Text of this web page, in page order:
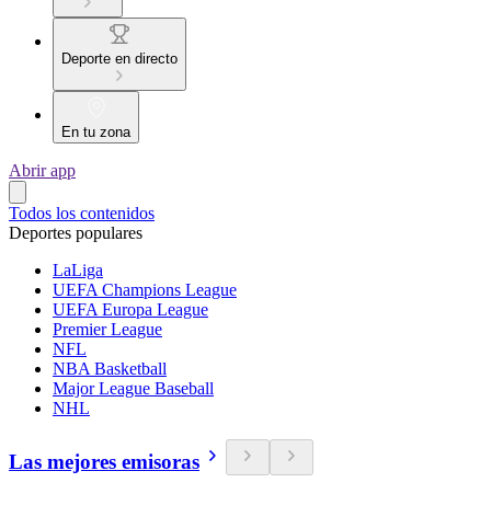
Deporte en directo
En tu zona
Abrir app
Todos los contenidos
Deportes populares
LaLiga
UEFA Champions League
UEFA Europa League
Premier League
NFL
NBA Basketball
Major League Baseball
NHL
Las mejores emisoras